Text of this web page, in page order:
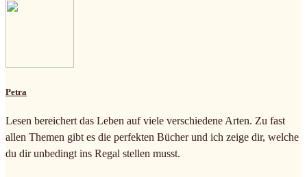
Petra
Lesen bereichert das Leben auf viele verschiedene Arten. Zu fast
allen Themen gibt es die perfekten Bücher und ich zeige dir, welche
du dir unbedingt ins Regal stellen musst.